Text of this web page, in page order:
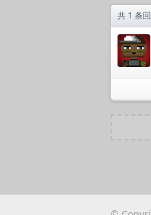
共 1 条